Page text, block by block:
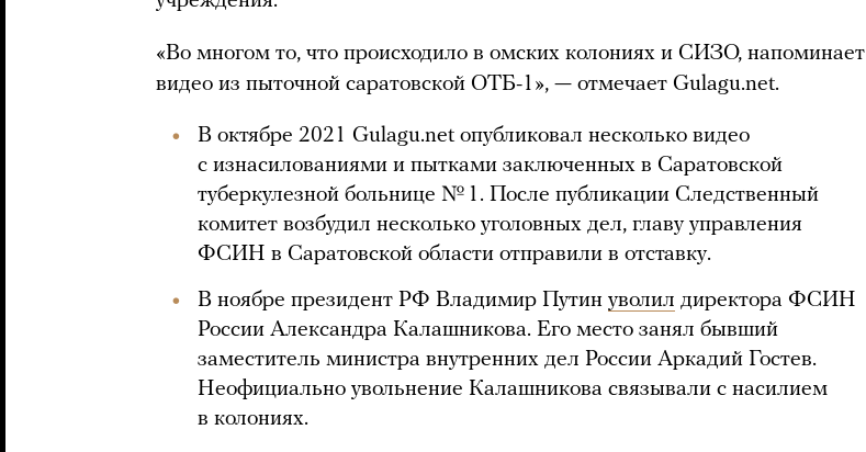
«Во многом то, что происходило в омских колониях и СИЗО, напоминает
видео из пыточной саратовской ОТБ-1», — отмечает Gulagu.net.
В октябре 2021 Gulagu.net опубликовал несколько видео
с изнасилованиями и пытками заключенных в Саратовской
туберкулезной больнице № 1. После публикации Следственный
комитет возбудил несколько уголовных дел, главу управления
ФСИН в Саратовской области отправили в отставку.
В ноябре президент РФ Владимир Путин уволил директора ФСИН
России Александра Калашникова. Его место занял бывший
заместитель министра внутренних дел России Аркадий Гостев.
Неофициально увольнение Калашникова связывали с насилием
в колониях.